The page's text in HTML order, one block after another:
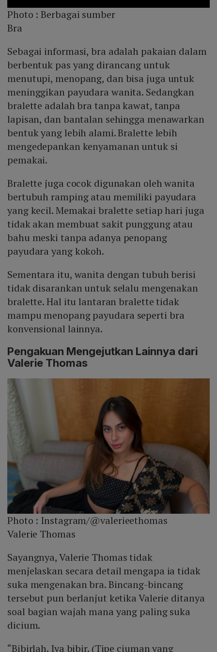
Photo :Berbagai sumber
Bra
Sebagai informasi, bra adalah pakaian dalam
berbentuk pas yang dirancang untuk
menutupi, menopang, dan bisa juga untuk
meninggikan payudara wanita. Sedangkan
bralette adalah bra tanpa kawat, tanpa
lapisan, dan bantalan sehingga menawarkan
bentuk yang lebih alami. Bralette lebih
mengedepankan kenyamanan untuk si
pemakai.
Bralette juga cocok digunakan oleh wanita
bertubuh ramping atau memiliki payudara
yang kecil. Memakai bralette setiap hari juga
tidak akan membuat sakit punggung atau
bahu meski tanpa adanya penopang
payudara yang kokoh.
Sementara itu, wanita dengan tubuh berisi
tidak disarankan untuk selalu mengenakan
bralette. Hal itu lantaran bralette tidak
mampu menopang payudara seperti bra
konvensional lainnya.
Pengakuan Mengejutkan Lainnya dari
Valerie Thomas
Photo : Instagram/@valerieethomas
Valerie Thomas
Sayangnya, Valerie Thomas tidak
menjelaskan secara detail mengapa ia tidak
suka mengenakan bra. Bincang-bincang
tersebut pun berlanjut ketika Valerie ditanya
soal bagian wajah mana yang paling suka
dicium.
“Bibirlah. Iya bibir. (Tipe ciuman yang